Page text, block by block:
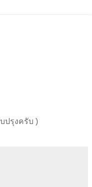
ปรุงครับ )